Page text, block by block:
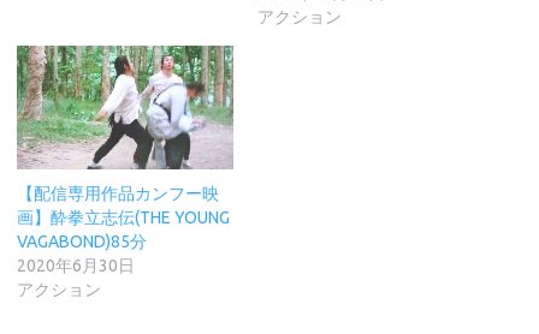
アクション
【配信専用作品カンフー映
画】酔拳立志伝(THE YOUNG
VAGABOND)85分
2020年6月30日
アクション